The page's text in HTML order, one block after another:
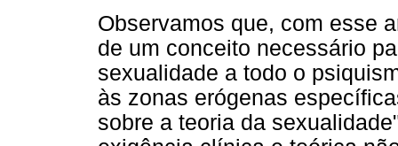
Observamos que, com esse
de um conceito necessário
sexualidade a todo o
às zonas erógenas
sobre a teoria da